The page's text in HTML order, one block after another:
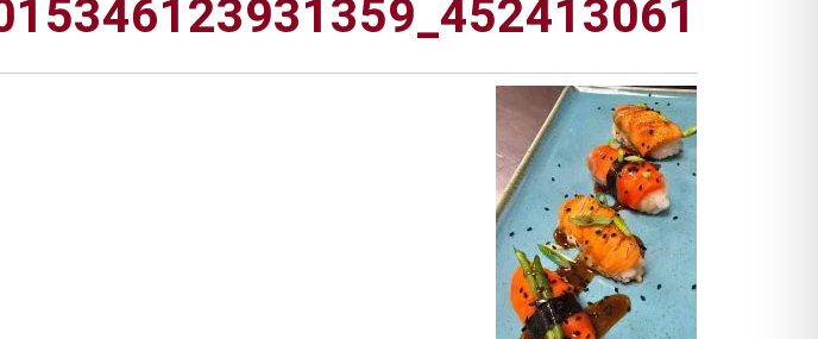
452413061_1015346123931359_7230117621018059154_n